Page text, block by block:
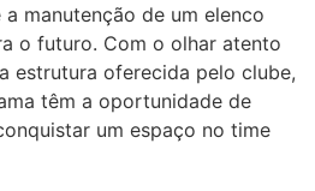
manutenção de um elenco
o futuro. Com o olhar atento
estrutura oferecida pelo clube,
têm a oportunidade de
um espaço no time